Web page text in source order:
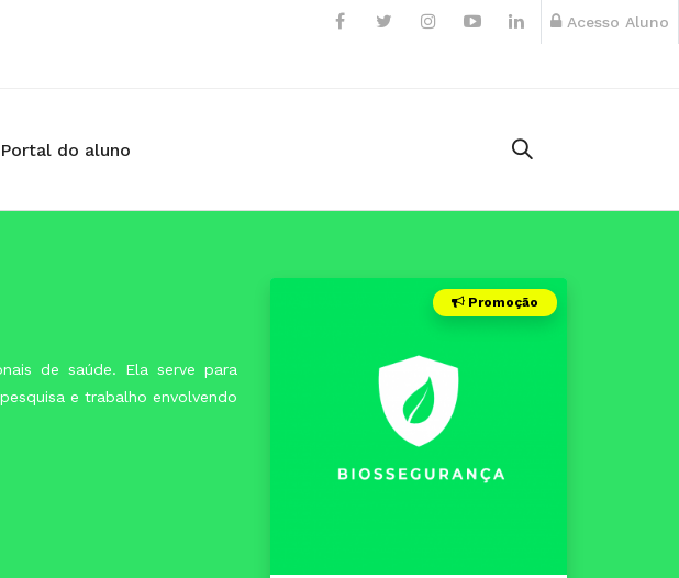
Acesso Aluno
Portal do aluno
de saúde. Ela serve para
e trabalho envolvendo
Promoção